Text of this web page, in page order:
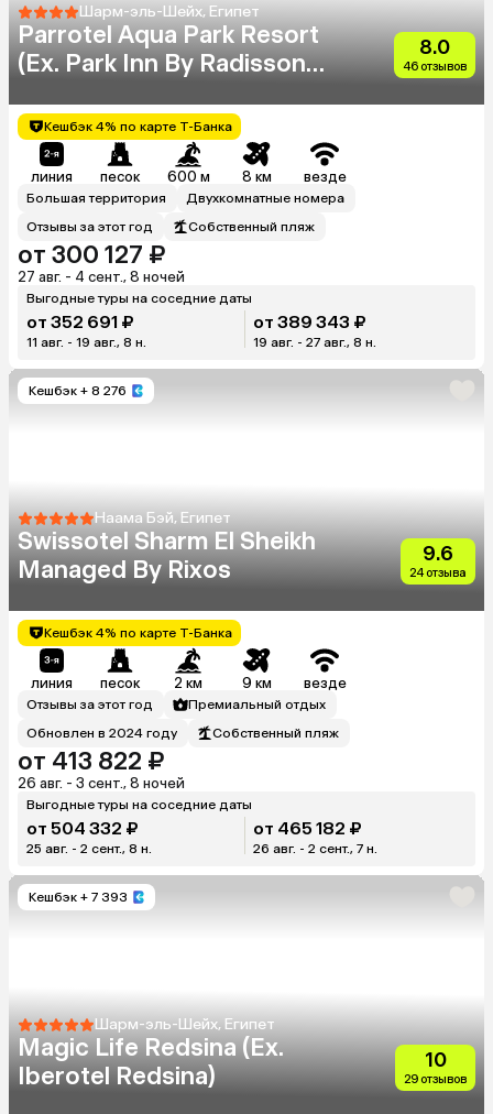
Шарм-эль-Шейх, Египет
Parrotel Aqua Park Resort
(Ex. Park Inn By Radisson
8.0
46 отзывов
Кешбэк 4% по карте Т-Банка
линия песок 600 м 8 км везде
Большая территория
Двухкомнатные номера
Отзывы за этот год
Собственный пляж
от 300 127 ₽
27 авг. - 4 сент., 8 ночей
Выгодные туры на соседние даты
от 352 691 ₽
11 авг. - 19 авг., 8 н.
от 389 343 ₽
19 авг. - 27 авг., 8 н.
Кешбэк + 8 276
Наама Бэй, Египет
Swissotel Sharm El Sheikh
Managed By Rixos
9.6
24 отзыва
Кешбэк 4% по карте Т-Банка
линия песок 2 км 9 км везде
Отзывы за этот год
Премиальный отдых
Обновлен в 2024 году
Собственный пляж
от 413 822 ₽
26 авг. - 3 сент., 8 ночей
Выгодные туры на соседние даты
от 504 332 ₽
25 авг. - 2 сент., 8 н.
от 465 182 ₽
26 авг. - 2 сент., 7 н.
Кешбэк + 7 393
Шарм-эль-Шейх, Египет
Magic Life Redsina (Ex.
Iberotel Redsina)
10
29 отзывов